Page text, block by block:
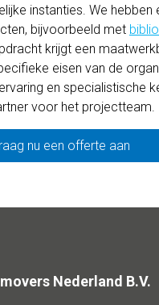
instanties. We hebben
bijvoorbeeld met
krijgt een
eisen van de
en specialistische
voor het projectteam.
nu een offerte aan
Nederland B.V.